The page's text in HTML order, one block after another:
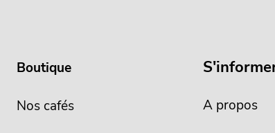
Boutique
Nos cafés A propos